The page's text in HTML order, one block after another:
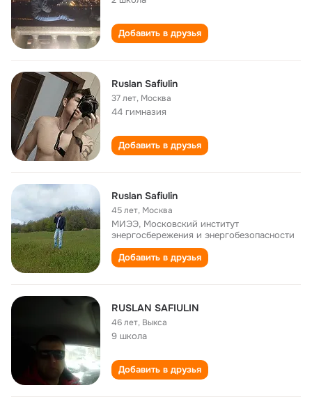
Добавить в друзья
Ruslan Safiulin
37 лет, Москва
44 гимназия
Добавить в друзья
Ruslan Safiulin
45 лет, Москва
МИЭЭ, Московский институт
энергосбережения и энергобезопасности
Добавить в друзья
RUSLAN SAFIULIN
46 лет, Выкса
9 школа
Добавить в друзья